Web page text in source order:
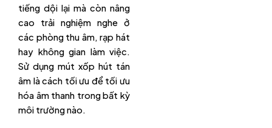
tiếng dội lại mà còn nâng
cao trải nghiệm nghe ở
các phòng thu âm, rạp hát
hay không gian làm việc.
Sử dụng mút xốp hút tán
âm là cách tối ưu để tối ưu
hóa âm thanh trong bất kỳ
môi trường nào.